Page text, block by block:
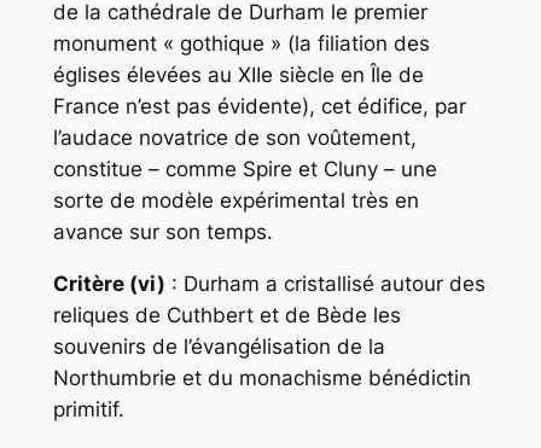
de la cathédrale de Durham le premier
monument « gothique » (la filiation des
églises élevées au XIIe siècle en Île de
France n’est pas évidente), cet édifice, par
l’audace novatrice de son voûtement,
constitue – comme Spire et Cluny – une
sorte de modèle expérimental très en
avance sur son temps.
Critère (vi) : Durham a cristallisé autour des
reliques de Cuthbert et de Bède les
souvenirs de l’évangélisation de la
Northumbrie et du monachisme bénédictin
primitif.